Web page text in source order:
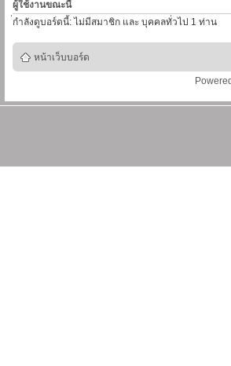
ผู้ใช้งานขณะนี้
่กำลังดูบอร์ดนี้: ไม่มีสมาชิก และ บุคคลทั่วไป 1 ท่าน
หน้าเว็บบอร์ด